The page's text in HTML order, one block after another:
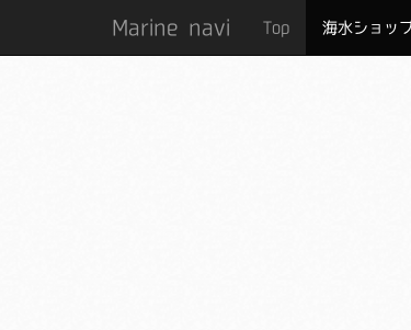
Marine navi Top 海水ショッ